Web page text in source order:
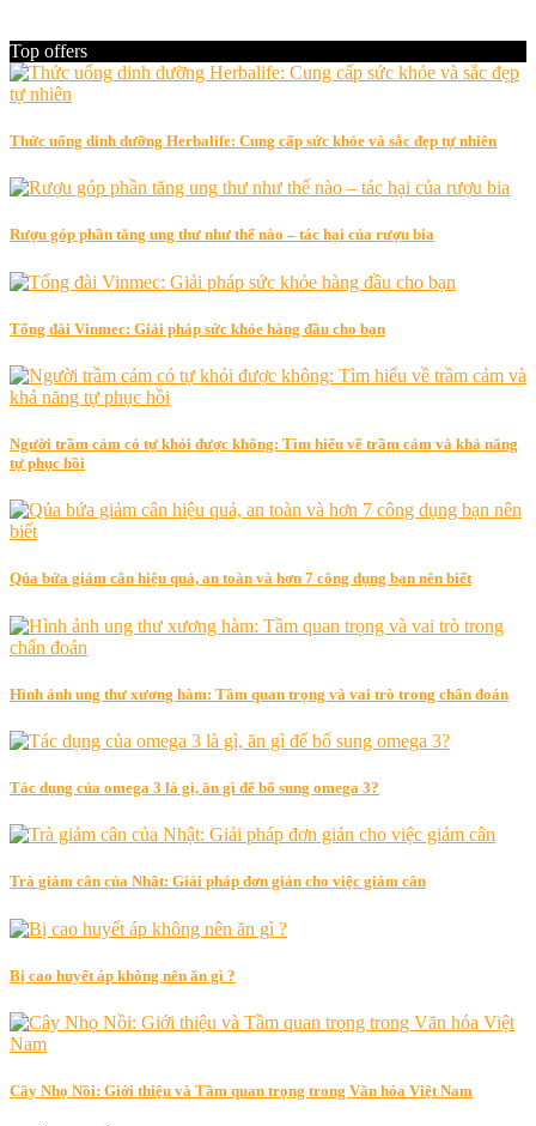
Top offers
Thức uống dinh dưỡng Herbalife: Cung cấp sức khỏe và sắc đẹp tự nhiên
Rượu góp phần tăng ung thư như thế nào – tác hại của rượu bia
Tổng đài Vinmec: Giải pháp sức khỏe hàng đầu cho bạn
Người trầm cảm có tự khỏi được không: Tìm hiểu về trầm cảm và khả năng
tự phục hồi
Qủa bứa giảm cân hiệu quả, an toàn và hơn 7 công dụng bạn nên biết
Hình ảnh ung thư xương hàm: Tầm quan trọng và vai trò trong chẩn đoán
Tác dụng của omega 3 là gì, ăn gì để bổ sung omega 3?
Trà giảm cân của Nhật: Giải pháp đơn giản cho việc giảm cân
Bị cao huyết áp không nên ăn gì ?
Cây Nhọ Nồi: Giới thiệu và Tầm quan trọng trong Văn hóa Việt Nam